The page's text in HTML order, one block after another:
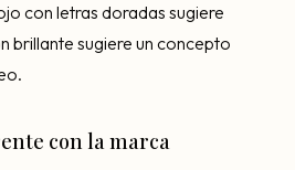
con letras doradas sugiere
brillante sugiere un concepto
con la marca